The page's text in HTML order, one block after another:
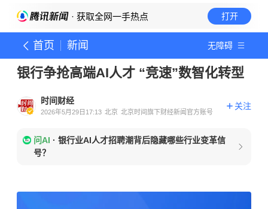
· 获取全网一手热点 打开
首页 新闻 无障碍
银行争抢高端AI人才 “竞速”数智化转型
时间财经
2026年5月29日17:13 北京 北京时间旗下财经新闻官方账号
关注
问AI · 银行业AI人才招聘潮背后隐藏哪些行业变革信
号？